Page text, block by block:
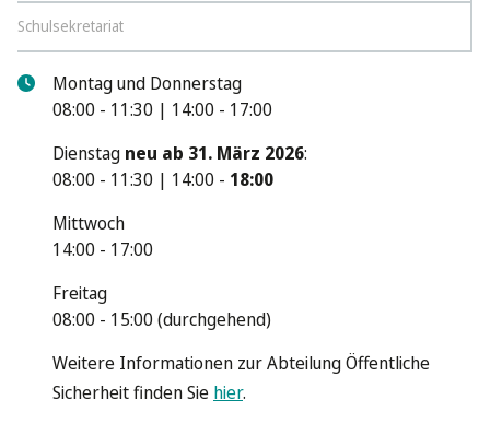
Schulsekretariat
Montag und Donnerstag
08:00 - 11:30 | 14:00 - 17:00
Dienstag neu ab 31. März 2026:
08:00 - 11:30 | 14:00 - 18:00
Mittwoch
14:00 - 17:00
Freitag
08:00 - 15:00 (durchgehend)
Weitere Informationen zur Abteilung Öffentliche
Sicherheit finden Sie hier.